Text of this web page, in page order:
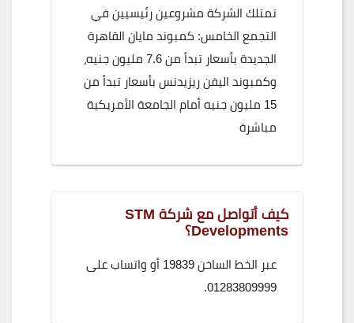
تمتلك الشركة مشروعين رئيسيين في
التجمع الخامس: كمبوند مايان القاهرة
الجديدة بأسعار تبدأ من 7.6 مليون جنيه،
وكمبوند اليفن ريزيدنس بأسعار تبدأ من
15 مليون جنيه أمام الجامعة الأمريكية
مباشرة
كيف أتواصل مع شركة STM
Developments؟
عبر الخط الساخن 19839 أو واتساب على
01283809999.